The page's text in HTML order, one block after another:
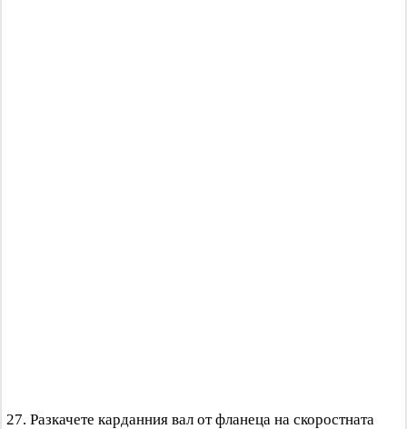
27. Разкачете карданния вал от фланеца на скоростната